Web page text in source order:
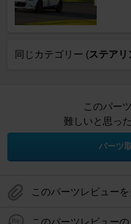
同じカテゴリー (ステアリ
このパー
難しいと思っ
パーツ
このパーツレビュー